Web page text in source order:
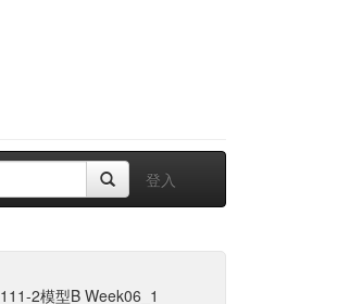
登入
111-2模型B Week06_1